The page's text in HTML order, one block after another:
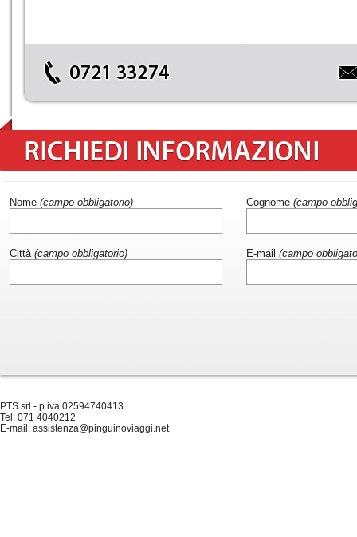
Nome (campo obbligatorio) Cognome (campo
Città (campo obbligatorio) E-mail (campo
PTS srl - p.iva 02594740413
Tel: 071 4040212
E-mail: assistenza@pinguinoviaggi.net